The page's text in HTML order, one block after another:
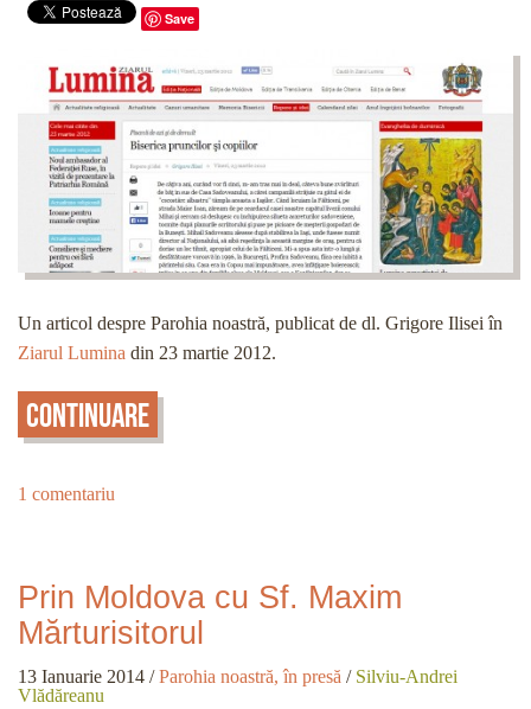
Save
Un articol despre Parohia noastră, publicat de dl. Grigore Ilisei în
Ziarul Lumina din 23 martie 2012.
Continuare
1 comentariu
Prin Moldova cu Sf. Maxim
Mărturisitorul
13 Ianuarie 2014 /Parohia noastră, în presă / Silviu-Andrei
Vlădăreanu